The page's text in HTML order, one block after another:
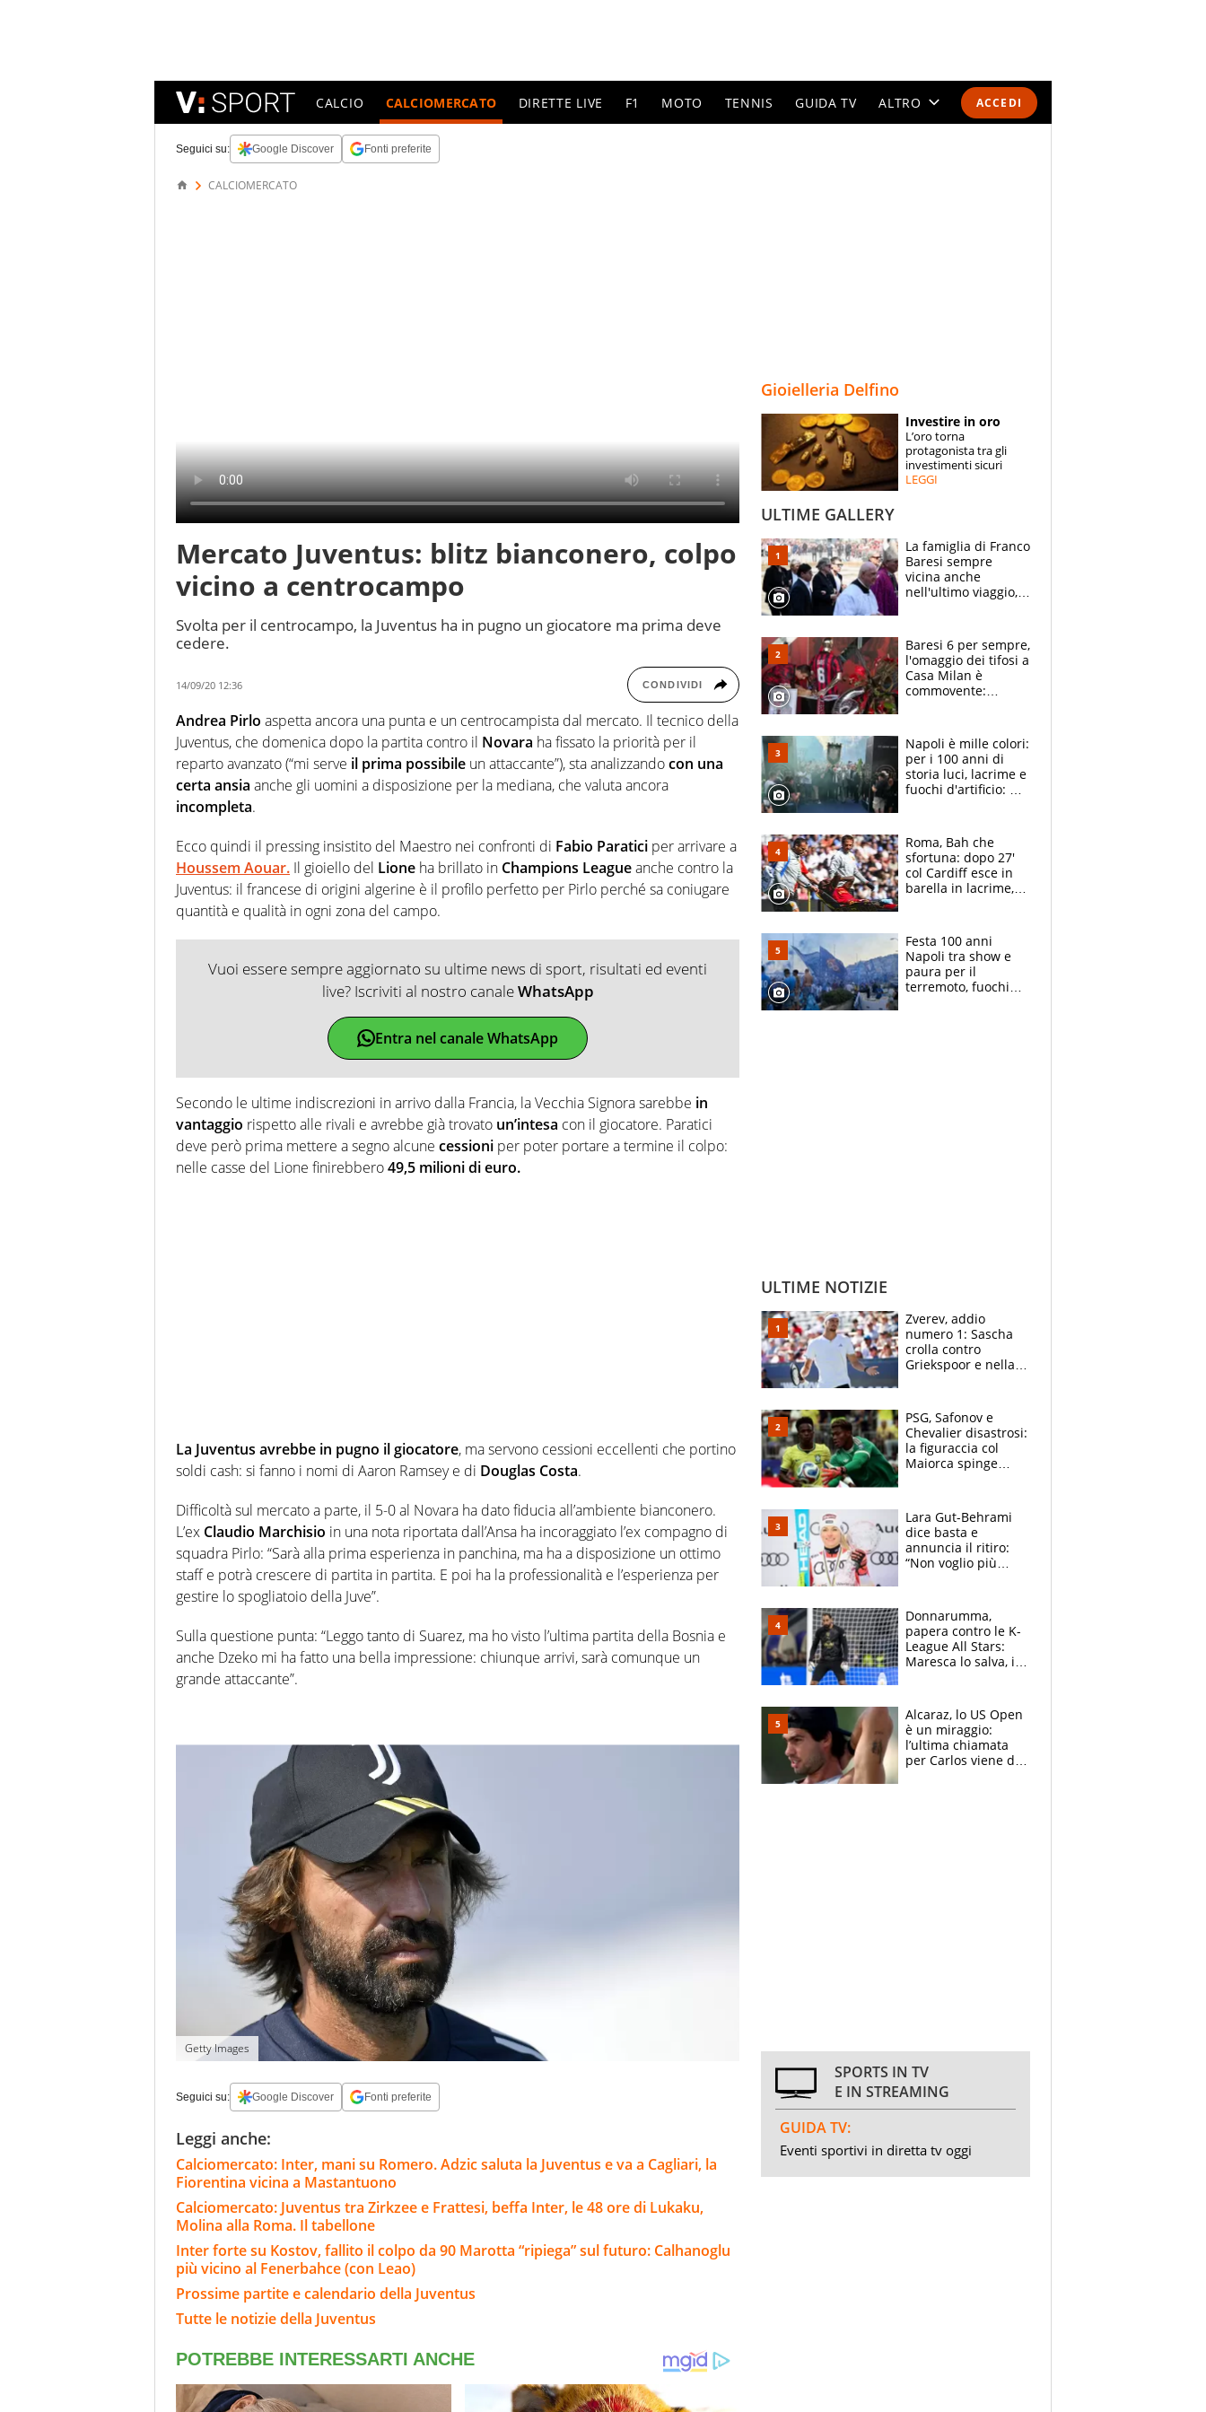
ACCEDI
CALCIO CALCIOMERCATO DIRETTE LIVE F1 MOTO TENNIS GUIDA TV ALTRO
SPECIALI
ESPERTI
Seguici su: Google Discover Fonti preferite
CALCIOMERCATO
Mercato Juventus: blitz bianconero, colpo
vicino a centrocampo
Svolta per il centrocampo, la Juventus ha in pugno un giocatore ma prima deve
cedere.
14/09/20 12:36 CONDIVIDI
Andrea Pirlo aspetta ancora una punta e un centrocampista dal mercato. Il tecnico della
Juventus, che domenica dopo la partita contro il Novara ha fissato la priorità per il
reparto avanzato (“mi serve il prima possibile un attaccante”), sta analizzandocon una
certa ansia anche gli uomini a disposizione per la mediana, che valuta ancora
incompleta.
Ecco quindi il pressing insistito del Maestro nei confronti di Fabio Paratici per arrivare a
Houssem Aouar. Il gioiello del Lione ha brillato in Champions Leagueanche contro la
Juventus: il francese di origini algerine è il profilo perfetto per Pirlo perché sa coniugare
quantità e qualità in ogni zona del campo.
Vuoi essere sempre aggiornato su ultime news di sport, risultati ed eventi
live? Iscriviti al nostro canaleWhatsApp
Entra nel canale WhatsApp
Secondo le ultime indiscrezioni in arrivo dalla Francia, la Vecchia Signora sarebbe in
vantaggio rispetto alle rivali e avrebbe già trovato un’intesa con il giocatore. Paratici
deve però prima mettere a segno alcune cessioni per poter portare a termine il colpo:
nelle casse del Lione finirebbero49,5 milioni di euro.
La Juventus avrebbe in pugno il giocatore, ma servono cessioni eccellenti che portino
soldi cash: si fanno i nomi di Aaron Ramsey e di Douglas Costa.
Difficoltà sul mercato a parte, il 5-0 al Novara ha dato fiducia all’ambiente bianconero.
L’ex Claudio Marchisio in una nota riportata dall’Ansa ha incoraggiato l’ex compagno di
squadra Pirlo: “Sarà alla prima esperienza in panchina, ma ha a disposizione un ottimo
staff e potrà crescere di partita in partita. E poi ha la professionalità e l’esperienza per
gestire lo spogliatoio della Juve”.
Sulla questione punta: “Leggo tanto di Suarez, ma ho visto l’ultima partita della Bosnia e
anche Dzeko mi ha fatto una bella impressione: chiunque arrivi, sarà comunque un
grande attaccante”.
Getty Images
Seguici su: Google Discover Fonti preferite
Leggi anche:
Calciomercato: Inter, mani su Romero. Adzic saluta la Juventus e va a Cagliari, la
Fiorentina vicina a Mastantuono
Calciomercato: Juventus tra Zirkzee e Frattesi, beffa Inter, le 48 ore di Lukaku,
Molina alla Roma. Il tabellone
Inter forte su Kostov, fallito il colpo da 90 Marotta “ripiega” sul futuro: Calhanoglu
più vicino al Fenerbahce (con Leao)
Prossime partite e calendario della Juventus
Tutte le notizie della Juventus
Gioielleria Delfino
Investire in oro
L’oro torna
protagonista tra gli
investimenti sicuri
LEGGI
ULTIME GALLERY
La famiglia di Franco
Baresi sempre
vicina anche
nell'ultimo viaggio,
circondati
dall'affetto dei tifosi
Baresi 6 per sempre,
l'omaggio dei tifosi a
Casa Milan è
commovente:
bigliettini
Napoli è mille colori:
per i 100 anni di
storia luci, lacrime e
fuochi d'artificio: De
Roma, Bah che
sfortuna: dopo 27'
col Cardiff esce in
barella in lacrime,
prendono 3 gol in
45'
Festa 100 anni
Napoli tra show e
paura per il
terremoto, fuochi
ULTIME NOTIZIE
Zverev, addio
numero 1: Sascha
crolla contro
Griekspoor e nella
terzo. Quanti malori
a Montreal
PSG, Safonov e
Chevalier disastrosi:
la figuraccia col
Maiorca spinge
rischio beffa
Lara Gut-Behrami
dice basta e
annuncia il ritiro:
“Non voglio più
Brignone
Donnarumma,
papera contro le K-
League All Stars:
Maresca lo salva, i
Alcaraz, lo US Open
è un miraggio:
l’ultima chiamata
per Carlos viene da
SPORTS IN TV
E IN STREAMING
GUIDA TV:
Eventi sportivi in diretta tv oggi